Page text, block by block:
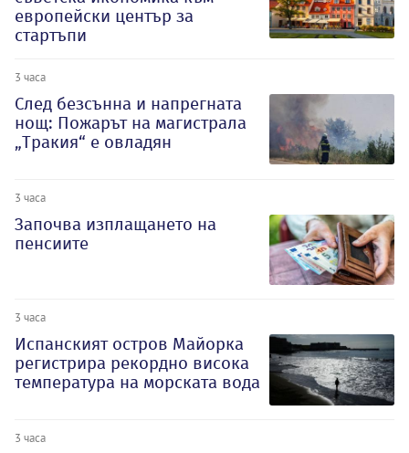
европейски център за
стартъпи
3 часа
След безсънна и напрегната
нощ: Пожарът на магистрала
„Тракия“ е овладян
3 часа
Започва изплащането на
пенсиите
3 часа
Испанският остров Майорка
регистрира рекордно висока
температура на морската вода
3 часа